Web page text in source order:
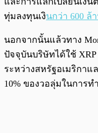
ทุ่มลงทุนเงินกว่า 600 ล้
นอกจากนั้นแล้วทาง
ปัจจุบันบริษัทได้ใช้
ระหว่างสหรัฐอเมริกาแ
10% ของวอลุ่มในการ